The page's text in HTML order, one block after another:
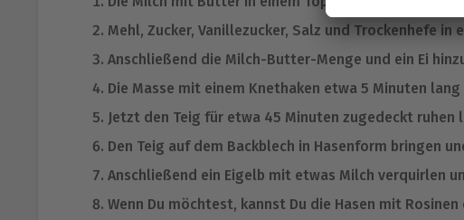
Mehl, Zucker, Vanillezucker, Salz und Trockenhefe in
Anschließend die Milch-Butter-Menge und ein Ei
Die Masse mit einem Knethaken etwa 5 Minuten
Jetzt den Teig für etwa 45 Minuten zugedeckt ruhen
Den Teig auf dem Backblech in Hasenform bringen
Anschließend ein Eigelb mit etwas Milch verquirlen
Wenn Du möchtest, kannst Du die Hasen mit